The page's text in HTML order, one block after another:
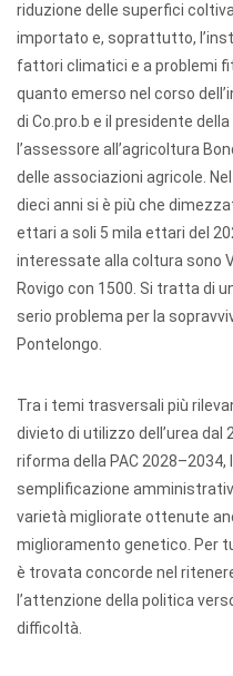
riduzione delle superfici
importato e, soprattutto,
fattori climatici e a problemi
quanto emerso nel corso
di Co.pro.b e il presidente
l’assessore all’agricoltura
delle associazioni agricole.
dieci anni si è più che
ettari a soli 5 mila ettari del
interessate alla coltura sono
Rovigo con 1500. Si tratta di
serio problema per la
Pontelongo.
Tra i temi trasversali più
divieto di utilizzo dell’urea dal
riforma della PAC
semplificazione
varietà migliorate ottenute
miglioramento genetico. Per
è trovata concorde nel
l’attenzione della politica
difficoltà.